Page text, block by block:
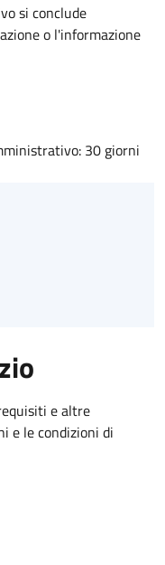
si conclude
o l'informazione
30 giorni
e altre
e le condizioni di